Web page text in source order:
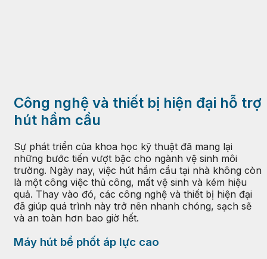
Công nghệ và thiết bị hiện đại hỗ trợ
hút hầm cầu
Sự phát triển của khoa học kỹ thuật đã mang lại
những bước tiến vượt bậc cho ngành vệ sinh môi
trường. Ngày nay, việc hút hầm cầu tại nhà không còn
là một công việc thủ công, mất vệ sinh và kém hiệu
quả. Thay vào đó, các công nghệ và thiết bị hiện đại
đã giúp quá trình này trở nên nhanh chóng, sạch sẽ
và an toàn hơn bao giờ hết.
Máy hút bể phốt áp lực cao